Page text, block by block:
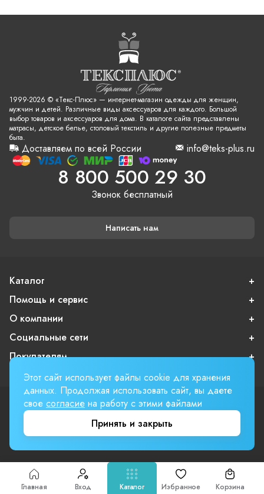
Главная Вход Каталог Избранное Корзина
1999-2026 © «Текс-Плюс» — интернет-магазин одежды для женщин,
мужчин и детей. Различные виды аксессуаров для каждого. Большой
выбор товаров и аксессуаров для дома. В каталоге сайта представлены
матрасы, детское белье, столовый текстиль и другие полезные предметы
быта.
Доставляем по всей России info@teks-plus.ru
8 800 500 29 30
Звонок бесплатный
Написать нам
Каталог
Помощь и сервис
О компании
Социальные сети
Покупателям
Пользовательское соглашение
Публичная оферта
Вверх страницы
Этот сайт использует файлы cookie для хранения
данных. Продолжая использовать сайт, вы даете
свое согласие на работу с этими файлами
Принять и закрыть